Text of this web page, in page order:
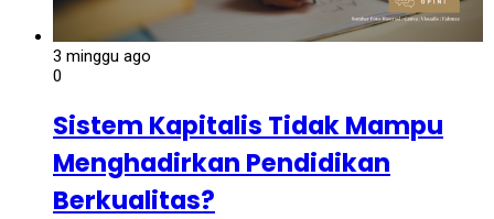
3 minggu ago
0
Sistem Kapitalis Tidak Mampu
Menghadirkan Pendidikan
Berkualitas?